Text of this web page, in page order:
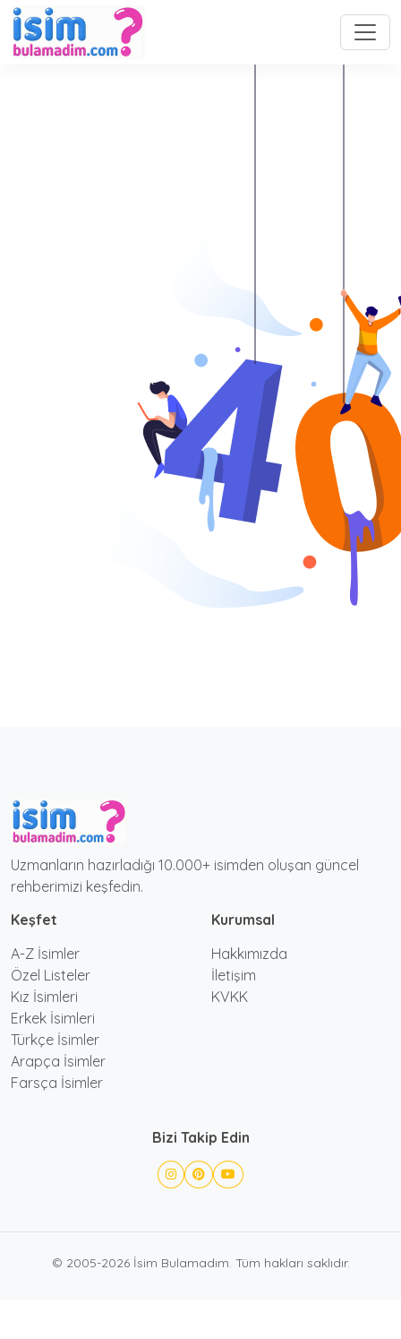
Uzmanların hazırladığı 10.000+ isimden oluşan güncel
rehberimizi keşfedin.
Keşfet
A-Z İsimler
Özel Listeler
Kız İsimleri
Erkek İsimleri
Türkçe İsimler
Arapça İsimler
Farsça İsimler
Kurumsal
Hakkımızda
İletişim
KVKK
Bizi Takip Edin
© 2005-2026 İsim Bulamadım. Tüm hakları saklıdır.